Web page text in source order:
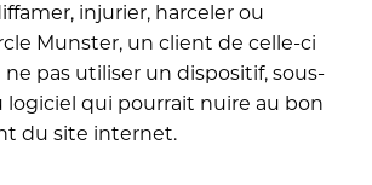
injurier, harceler ou
Munster, un client de celle-ci
pas utiliser un dispositif, sous-
logiciel qui pourrait nuire au bon
du site internet.